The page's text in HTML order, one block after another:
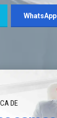
WhatsApp
DE